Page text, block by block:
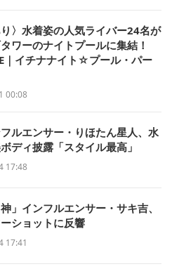
り〉水着姿の人気ライバー24名が
ワーのナイトプールに集結！
｜イチナナイト☆プール・パー
00:08
ルエンサー・りほたん星人、水
ディ披露「スタイル最高」
17:48
神」インフルエンサー・サキ吉、
ショットに反響
17:41